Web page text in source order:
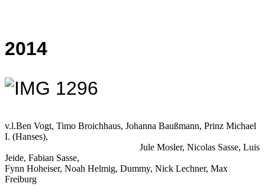
2014
v.l.Ben Vogt, Timo Broichhaus, Johanna Baußmann, Prinz Michael
I. (Hanses),
Jule Mosler, Nicolas Sasse, Luis
Jeide, Fabian Sasse,
Fynn Hoheiser, Noah Helmig, Dummy, Nick Lechner, Max
Freiburg